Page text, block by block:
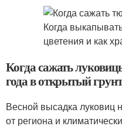
Когда сажать
года в открытый грунт
Весной высадка луковиц
от региона и